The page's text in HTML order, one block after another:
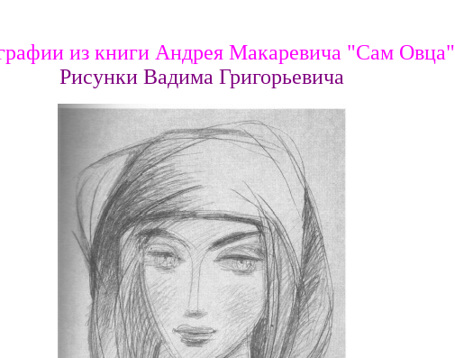
из книги Андрея Макаревича "Сам Овца"
Рисунки Вадима Григорьевича